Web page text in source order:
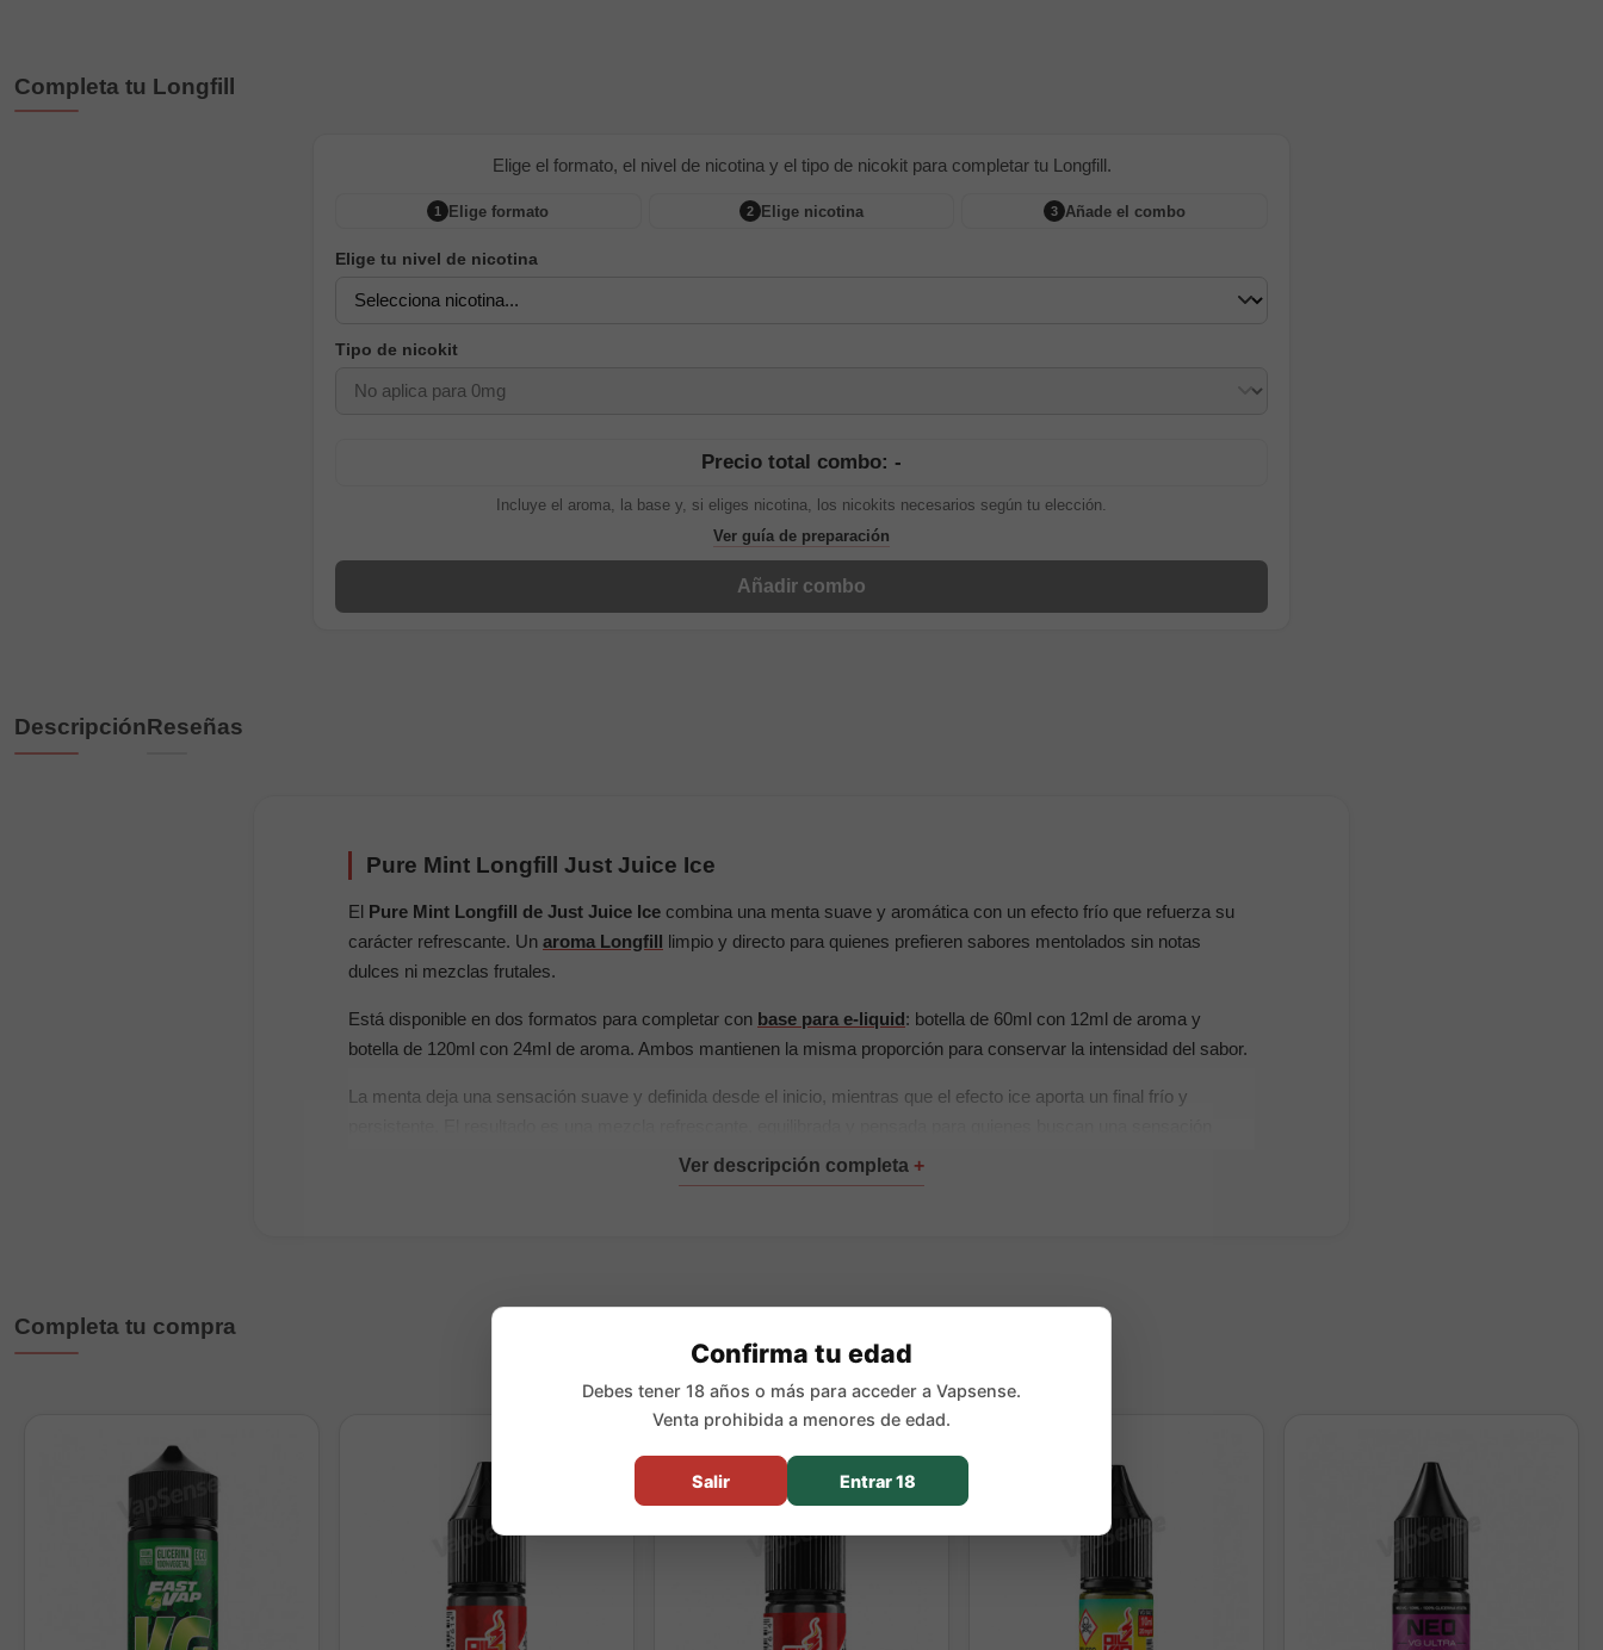
Completa tu Longfill
Elige el formato, el nivel de nicotina y el tipo de nicokit para completar tu Longfill.
1 Elige formato 2 Elige nicotina 3 Añade el combo
Elige tu nivel de nicotina
Tipo de nicokit
Precio total combo: -
Incluye el aroma, la base y, si eliges nicotina, los nicokits necesarios según tu elección.
Ver guía de preparación
Añadir combo
DescripciónReseñas
Pure Mint Longfill Just Juice Ice
El Pure Mint Longfill de Just Juice Ice combina una menta suave y aromática con un efecto frío que refuerza su
carácter refrescante. Un aroma Longfill limpio y directo para quienes prefieren sabores mentolados sin notas
dulces ni mezclas frutales.
Está disponible en dos formatos para completar con base para e-liquid: botella de 60ml con 12ml de aroma y
botella de 120ml con 24ml de aroma. Ambos mantienen la misma proporción para conservar la intensidad del sabor.
La menta deja una sensación suave y definida desde el inicio, mientras que el efecto ice aporta un final frío y
Tipo de producto:
aroma Longfill concentrado.
menta suave y efecto frío.
Nicotina:no incluida.
Completa tu compra
Confirma tu edad
Debes tener 18 años o más para acceder a Vapsense.
Venta prohibida a menores de edad.
Salir Entrar 18